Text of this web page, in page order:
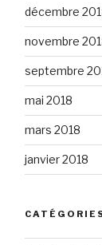
décembre
novembre
septembre
mai 2018
mars 2018
janvier 2018